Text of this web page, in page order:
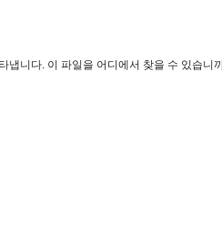
냅니다. 이 파일을 어디에서 찾을 수 있습니